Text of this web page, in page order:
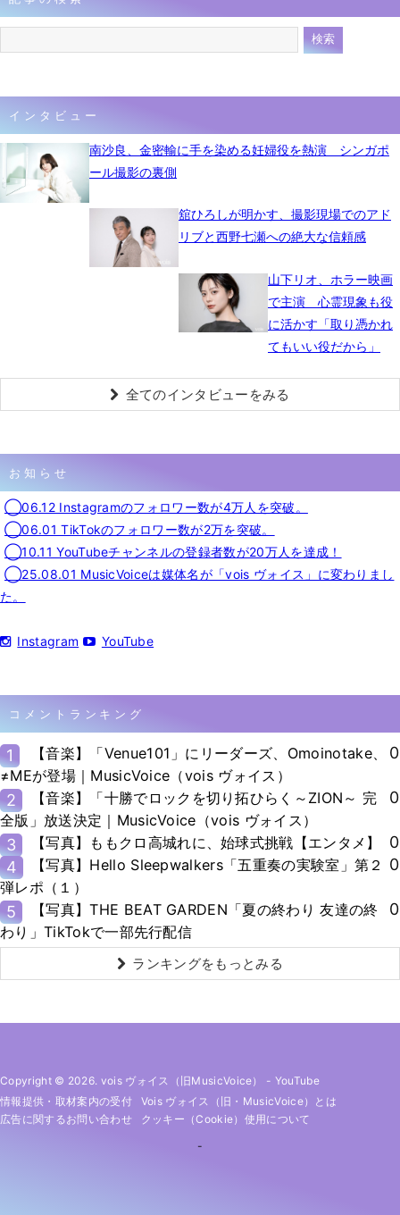
1月5日 09時55分
インタビュー
南沙良、金密輸に手を染める妊婦役を熱演 シンガポ
ール撮影の裏側
舘ひろしが明かす、撮影現場でのアド
リブと西野七瀬への絶大な信頼感
山下リオ、ホラー映画
で主演 心霊現象も役
に活かす「取り憑かれ
てもいい役だから」
全てのインタビューをみる
お知らせ
◯06.12 Instagramのフォロワー数が4万人を突破。
◯06.01 TikTokのフォロワー数が2万を突破。
◯10.11 YouTubeチャンネルの登録者数が20万人を達成！
◯25.08.01 MusicVoiceは媒体名が「vois ヴォイス」に変わりまし
た。
Instagram YouTube
コメントランキング
1
【音楽】「Venue101」にリーダーズ、Omoinotake、
≠MEが登場｜MusicVoice（vois ヴォイス）
0
2
【音楽】「十勝でロックを切り拓ひらく～ZION～ 完
全版」放送決定｜MusicVoice（vois ヴォイス）
0
3 【写真】ももクロ高城れに、始球式挑戦【エンタメ】
0
4
【写真】Hello Sleepwalkers「五重奏の実験室」第２
弾レポ（１）
0
5
【写真】THE BEAT GARDEN「夏の終わり 友達の終
わり」TikTokで一部先行配信
0
ランキングをもっとみる
Copyright © 2026. vois ヴォイス（旧MusicVoice） - YouTube
情報提供・取材案内の受付
Vois ヴォイス（旧・MusicVoice）とは
広告に関するお問い合わせ
クッキー（cookie）使用について
-